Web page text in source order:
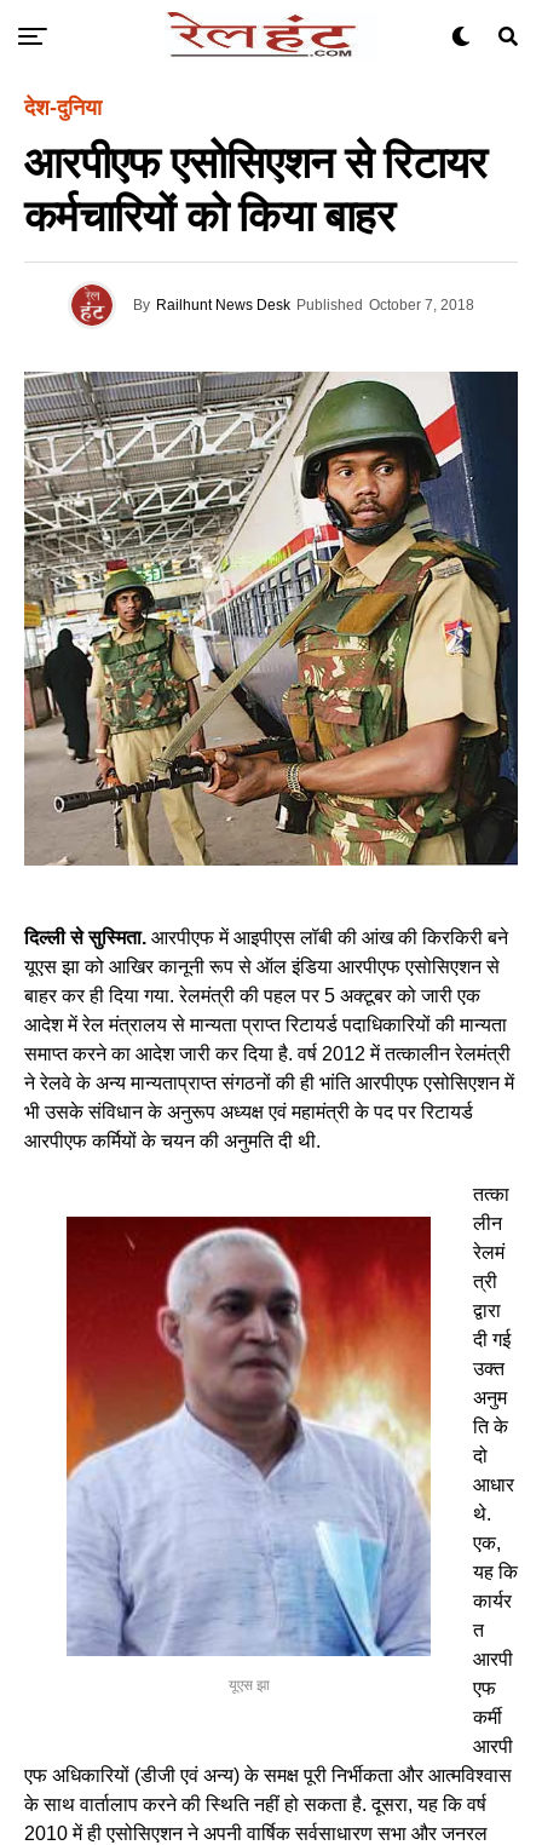
देश-दुनिया
आरपीएफ एसोसिएशन से रिटायर
कर्मचारियों को किया बाहर
By Railhunt News Desk Published October 7, 2018
दिल्ली से सुस्मिता. आरपीएफ में आइपीएस लॉबी की आंख की किरकिरी बने
यूएस झा को आखिर कानूनी रूप से ऑल इंडिया आरपीएफ एसोसिएशन से
बाहर कर ही दिया गया. रेलमंत्री की पहल पर 5 अक्टूबर को जारी एक
आदेश में रेल मंत्रालय से मान्यता प्राप्त रिटायर्ड पदाधिकारियों की मान्यता
समाप्त करने का आदेश जारी कर दिया है. वर्ष 2012 में तत्कालीन रेलमंत्री
ने रेलवे के अन्य मान्यताप्राप्त संगठनों की ही भांति आरपीएफ एसोसिएशन में
भी उसके संविधान के अनुरूप अध्यक्ष एवं महामंत्री के पद पर रिटायर्ड
आरपीएफ कर्मियों के चयन की अनुमति दी थी.
यूएस झा
तत्का
लीन
रेलमं
त्री
द्वारा
दी गई
उक्त
अनुम
ति के
दो
आधार
थे.
एक,
यह कि
कार्यर
त
आरपी
एफ
कर्मी
आरपी
एफ अधिकारियों (डीजी एवं अन्य) के समक्ष पूरी निर्भीकता और आत्मविश्वास
के साथ वार्तालाप करने की स्थिति नहीं हो सकता है. दूसरा, यह कि वर्ष
2010 में ही एसोसिएशन ने अपनी वार्षिक सर्वसाधारण सभा और जनरल